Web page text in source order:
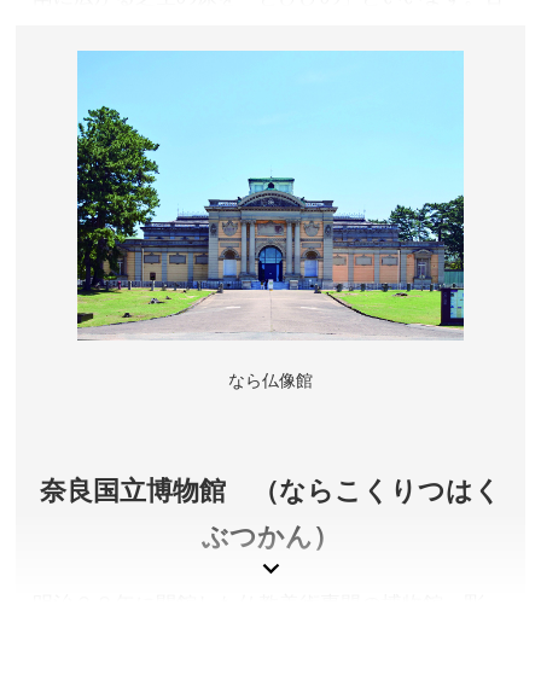
でいる様に見えたことからこの名がついたとも、飛
火が古代の通信施設「烽火（のろし）」の意味であ
るからだともいわれています。
奈良県奈良市
アクセス／JR奈良駅・近鉄奈良駅より市内循環バスで
「春日大社表参道」バス停下車すぐ
所在地／奈良県奈良市春日野町
お問い合わせ／0742-22-7788
なら仏像館
奈良国立博物館 （ならこくりつはく
ぶつかん）